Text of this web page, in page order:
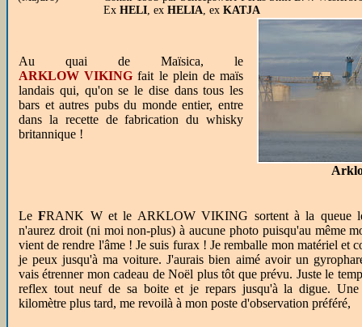
Ex HELI, ex HELIA, ex KATJA
Au quai de Maïsica, le
ARKLOW VIKING fait le plein de maïs
landais qui, qu'on se le dise dans tous les
bars et autres pubs du monde entier, entre
dans la recette de fabrication du whisky
britannique !
LeFRANK W et le ARKLOW VIKING sortent à la queue
n'aurez droit (ni moi non-plus) à aucune photo puisqu'au même
vient de rendre l'âme ! Je suis furax ! Je remballe mon matériel et
je peux jusqu'à ma voiture. J'aurais bien aimé avoir un
vais étrenner mon cadeau de Noël plus tôt que prévu. Juste le
reflex tout neuf de sa boite et je repars jusqu'à la digue. Une
kilomètre plus tard, me revoilà à mon poste d'observation préféré,